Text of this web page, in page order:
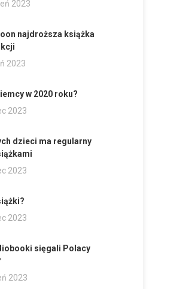
2023
najdroższa książka
2023
w 2020 roku?
2023
dzieci ma regularny
2023
2023
sięgali Polacy
2023